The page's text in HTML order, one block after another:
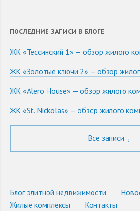
ПОСЛЕДНИЕ ЗАПИСИ В БЛОГЕ
ЖК «Тессинский 1» — обзор жилого
ЖК «Золотые ключи 2» — обзор
ЖК «Alero House» — обзор жилого
ЖК «St. Nickolas» — обзор жилого
Все записи
Блог элитной недвижимости
Жилые комплексы
Контакты